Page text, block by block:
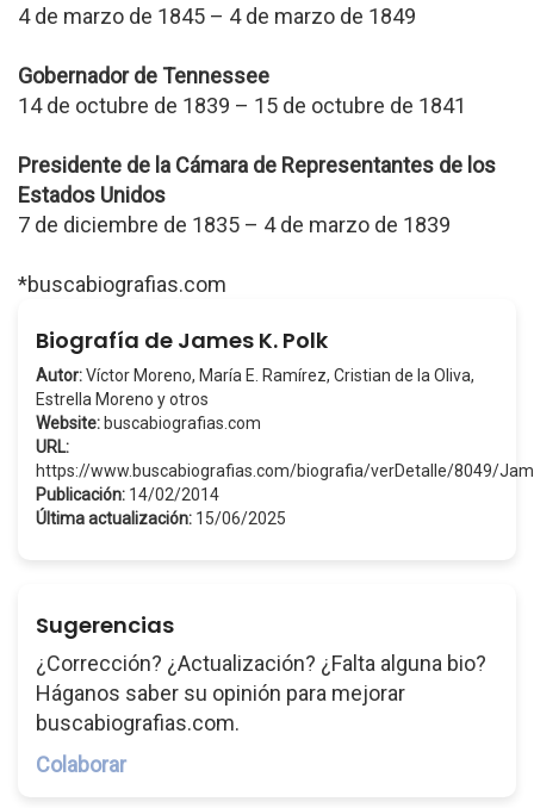
4 de marzo de 1845 – 4 de marzo de 1849
Gobernador de Tennessee
14 de octubre de 1839 – 15 de octubre de 1841
Presidente de la Cámara de Representantes de los
Estados Unidos
7 de diciembre de 1835 – 4 de marzo de 1839
*buscabiografias.com
Biografía de James K. Polk
Autor:Víctor Moreno, María E. Ramírez, Cristian de la Oliva,
Estrella Moreno y otros
Website: buscabiografias.com
URL:
https://www.buscabiografias.com/biografia/verDetalle/8049/
Publicación: 14/02/2014
Última actualización: 15/06/2025
Sugerencias
¿Corrección? ¿Actualización? ¿Falta alguna bio?
Háganos saber su opinión para mejorar
buscabiografias.com.
Colaborar